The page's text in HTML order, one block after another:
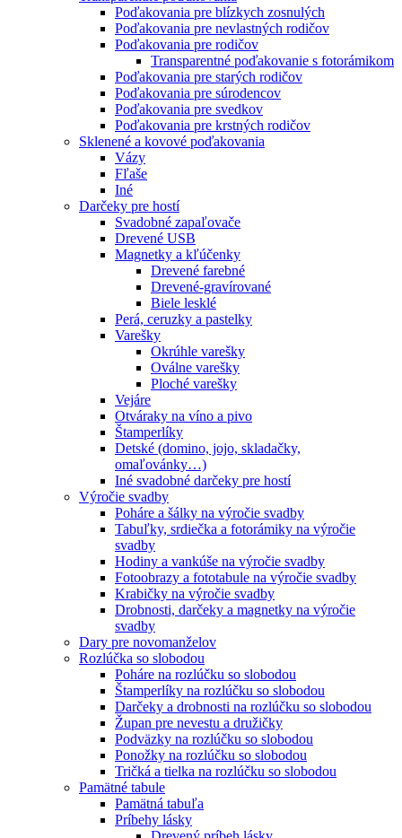
Poďakovania pre blízkych zosnulých
Poďakovania pre nevlastných rodičov
Poďakovania pre rodičov
Transparentné poďakovanie s fotorámikom
Poďakovania pre starých rodičov
Poďakovania pre súrodencov
Poďakovania pre svedkov
Poďakovania pre krstných rodičov
Sklenené a kovové poďakovania
Vázy
Fľaše
Iné
Darčeky pre hostí
Svadobné zapaľovače
Drevené USB
Magnetky a kľúčenky
Drevené farebné
Drevené-gravírované
Biele lesklé
Perá, ceruzky a pastelky
Varešky
Okrúhle varešky
Oválne varešky
Ploché varešky
Vejáre
Otváraky na víno a pivo
Štamperlíky
Detské (domino, jojo, skladačky,
omaľovánky…)
Iné svadobné darčeky pre hostí
Výročie svadby
Poháre a šálky na výročie svadby
Tabuľky, srdiečka a fotorámiky na výročie
svadby
Hodiny a vankúše na výročie svadby
Fotoobrazy a fototabule na výročie svadby
Krabičky na výročie svadby
Drobnosti, darčeky a magnetky na výročie
svadby
Dary pre novomanželov
Rozlúčka so slobodou
Poháre na rozlúčku so slobodou
Štamperlíky na rozlúčku so slobodou
Darčeky a drobnosti na rozlúčku so slobodou
Župan pre nevestu a družičky
Podväzky na rozlúčku so slobodou
Ponožky na rozlúčku so slobodou
Tričká a tielka na rozlúčku so slobodou
Pamätné tabule
Pamätná tabuľa
Príbehy lásky